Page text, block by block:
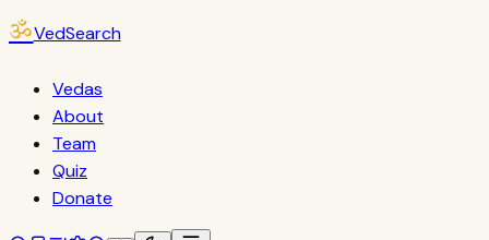
ॐVedSearch
Vedas
About
Team
Quiz
Donate